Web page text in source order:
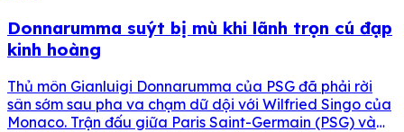
Donnarumma suýt bị mù khi lãnh trọn cú đạp
kinh hoàng
Thủ môn Gianluigi Donnarumma của PSG đã phải rời
sân sớm sau pha va chạm dữ dội với Wilfried Singo của
Monaco. Trận đấu giữa Paris Saint-Germain (PSG) và